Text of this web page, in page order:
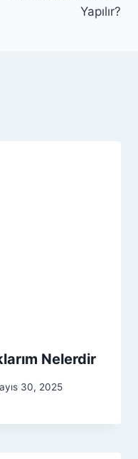
Yapılır?
Nelerdir
30, 2025